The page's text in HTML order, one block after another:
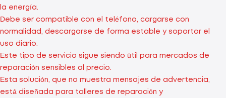
la energía.
Debe ser compatible con el teléfono, cargarse con
normalidad, descargarse de forma estable y soportar el
uso diario.
Este tipo de servicio sigue siendo útil para mercados de
reparación sensibles al precio.
Esta solución, que no muestra mensajes de advertencia,
está diseñada para talleres de reparación y